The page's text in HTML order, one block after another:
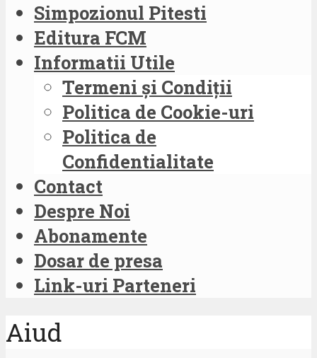
Simpozionul Pitesti
Editura FCM
Informatii Utile
Termeni și Condiții
Politica de Cookie-uri
Politica de
Confidentialitate
Contact
Despre Noi
Abonamente
Dosar de presa
Link-uri Parteneri
Aiud